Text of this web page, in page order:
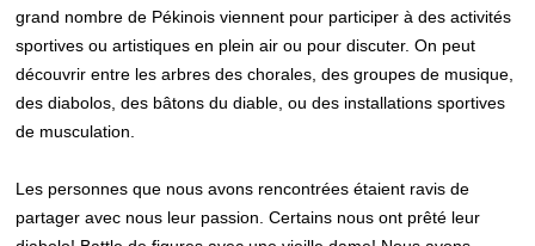
grand nombre de Pékinois viennent pour participer à des activités
sportives ou artistiques en plein air ou pour discuter. On peut
découvrir entre les arbres des chorales, des groupes de musique,
des diabolos, des bâtons du diable, ou des installations sportives
de musculation.
Les personnes que nous avons rencontrées étaient ravis de
partager avec nous leur passion. Certains nous ont prêté leur